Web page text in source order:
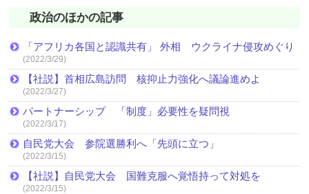
政治のほかの記事
「アフリカ各国と認識共有」 外相 ウクライナ侵攻めぐり
(2022/3/29)
【社説】首相広島訪問 核抑止力強化へ議論進めよ
(2022/3/27)
パートナーシップ 「制度」必要性を疑問視
(2022/3/17)
自民党大会 参院選勝利へ「先頭に立つ」
(2022/3/15)
【社説】自民党大会 国難克服へ覚悟持って対処を
(2022/3/15)